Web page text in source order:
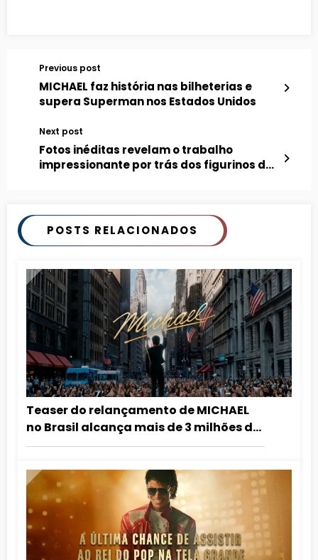
Previous post
MICHAEL faz história nas bilheterias e
supera Superman nos Estados Unidos
Next post
Fotos inéditas revelam o trabalho
impressionante por trás dos figurinos de
POSTS RELACIONADOS
Teaser do relançamento de MICHAEL
no Brasil alcança mais de 3 milhões de
visualizações em 24 horas